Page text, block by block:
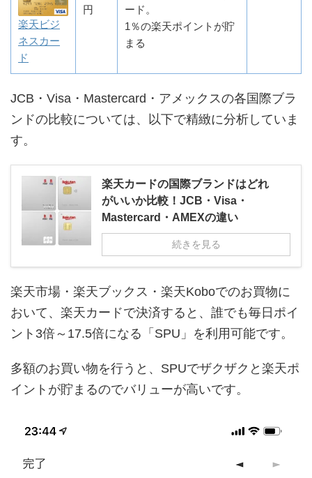
楽天ビジ
ネスカー
ド
円
ード。
1％の楽天ポイントが貯
まる
JCB・Visa・Mastercard・アメックスの各国際ブラ
ンドの比較については、以下で精緻に分析していま
す。
楽天カードの国際ブランドはどれ
がいいか比較！JCB・Visa・
Mastercard・AMEXの違い
続きを見る
楽天市場・楽天ブックス・楽天Koboでのお買物に
おいて、楽天カードで決済すると、誰でも毎日ポイ
ント3倍～17.5倍になる「SPU」を利用可能です。
多額のお買い物を行うと、SPUでザクザクと楽天ポ
イントが貯まるのでバリューが高いです。